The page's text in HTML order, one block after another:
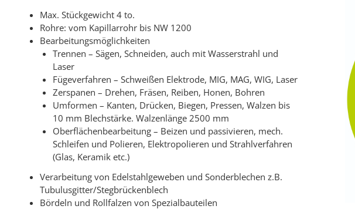
Max. Stückgewicht 4 to.
Rohre: vom Kapillarrohr bis NW 1200
Bearbeitungsmöglichkeiten
Trennen – Sägen, Schneiden, auch mit Wasserstrahl und
Laser
Fügeverfahren – Schweißen Elektrode, MIG, MAG, WIG, Laser
Zerspanen – Drehen, Fräsen, Reiben, Honen, Bohren
Umformen – Kanten, Drücken, Biegen, Pressen, Walzen bis
10 mm Blechstärke. Walzenlänge 2500 mm
Oberflächenbearbeitung – Beizen und passivieren, mech.
Schleifen und Polieren, Elektropolieren und Strahlverfahren
(Glas, Keramik etc.)
Verarbeitung von Edelstahlgeweben und Sonderblechen z.B.
Tubulusgitter/Stegbrückenblech
Bördeln und Rollfalzen von Spezialbauteilen